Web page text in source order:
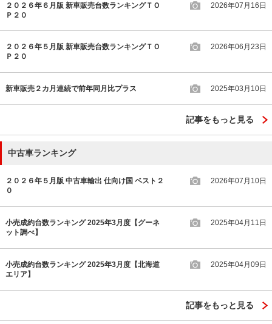
２０２６年６月版 新車販売台数ランキングＴＯ
Ｐ２０
2026年07月16日
２０２６年５月版 新車販売台数ランキングＴＯ
Ｐ２０
2026年06月23日
新車販売２カ月連続で前年同月比プラス 2025年03月10日
記事をもっと見る
中古車ランキング
２０２６年５月版 中古車輸出 仕向け国 ベスト２
０
2026年07月10日
小売成約台数ランキング 2025年3月度【グーネ
ット調べ】
2025年04月11日
小売成約台数ランキング 2025年3月度【北海道
エリア】
2025年04月09日
記事をもっと見る